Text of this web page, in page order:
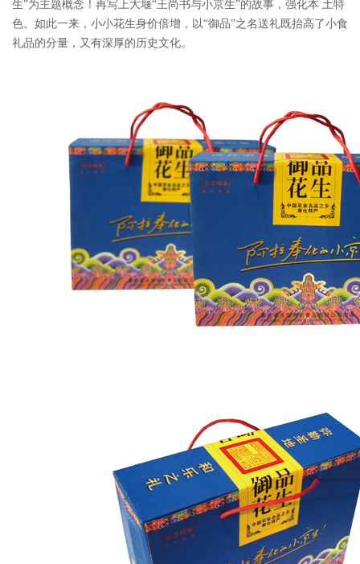
生”为主题概念！再写上大堰“王尚书与小京生”的故事，强化本 土特
色。如此一来，小小花生身价倍增，以“御品”之名送礼既抬高了小食
礼品的分量，又有深厚的历史文化。